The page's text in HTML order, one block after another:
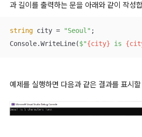
과 길이를 출력하는 문을 아래와 같이 작성
string city = "Seoul" ;
Console.WriteLine($"{city} is
예제를 실행하면 다음과 같은 결과를 표시